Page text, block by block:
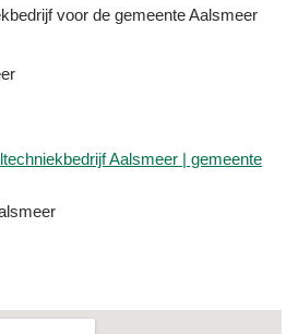
voor de gemeente Aalsmeer
Aalsmeer | gemeente